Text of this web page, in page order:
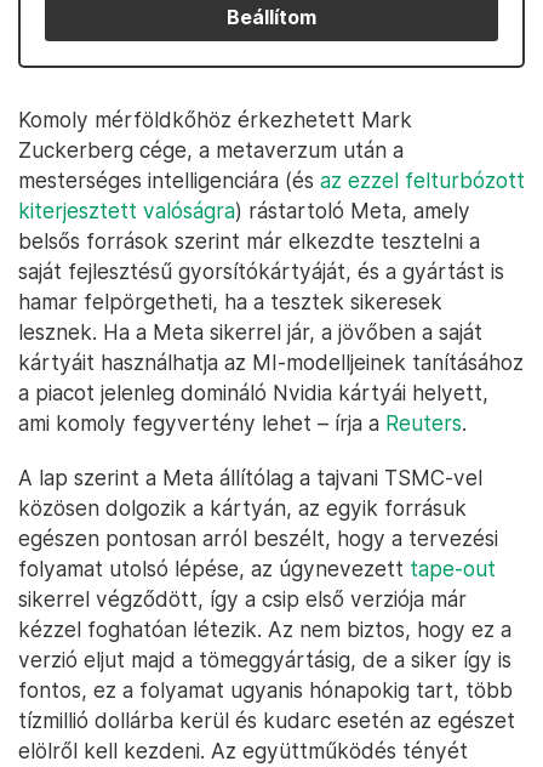
Beállítom
Komoly mérföldkőhöz érkezhetett Mark
Zuckerberg cége, a metaverzum után a
mesterséges intelligenciára (és az ezzel felturbózott
kiterjesztett valóságra) rástartoló Meta, amely
belsős források szerint már elkezdte tesztelni a
saját fejlesztésű gyorsítókártyáját, és a gyártást is
hamar felpörgetheti, ha a tesztek sikeresek
lesznek. Ha a Meta sikerrel jár, a jövőben a saját
kártyáit használhatja az MI-modelljeinek tanításához
a piacot jelenleg domináló Nvidia kártyái helyett,
ami komoly fegyvertény lehet – írja a Reuters.
A lap szerint a Meta állítólag a tajvani TSMC-vel
közösen dolgozik a kártyán, az egyik forrásuk
egészen pontosan arról beszélt, hogy a tervezési
folyamat utolsó lépése, az úgynevezett tape-out
sikerrel végződött, így a csip első verziója már
kézzel foghatóan létezik. Az nem biztos, hogy ez a
verzió eljut majd a tömeggyártásig, de a siker így is
fontos, ez a folyamat ugyanis hónapokig tart, több
tízmillió dollárba kerül és kudarc esetén az egészet
elölről kell kezdeni. Az együttműködés tényét